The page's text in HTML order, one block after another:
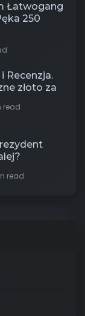
Łatwogang
250
Recenzja.
złoto za
read
read